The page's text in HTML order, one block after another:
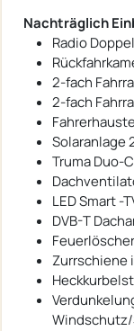
Nachträglich
Radio
2-fach
2-fach
Solaranlage
Truma Duo-
LED Smart -
DVB-T
Zurrschiene